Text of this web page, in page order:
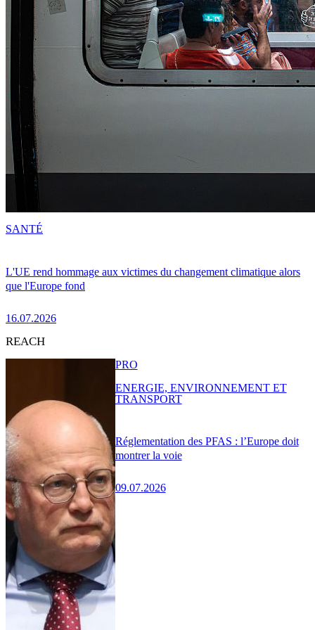
L'UE rend hommage aux victimes du changement climatique alors
que l'Europe fond
16.07.2026
SANTÉ
REACH
Réglementation des PFAS : l’Europe doit
montrer la voie
09.07.2026
PRO
ENERGIE, ENVIRONNEMENT ET
TRANSPORT